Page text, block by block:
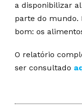
a disponibilizar
parte do mundo.
bom: os
O relatório
ser consultado